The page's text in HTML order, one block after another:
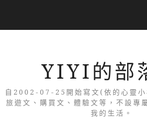
YIYI的部
自2002-07-25開始寫文(依的心靈小
旅遊文、購買文、體驗文等，不設專
我的生活。